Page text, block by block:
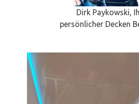
Dirk Paykowski,
persönlicher Decken